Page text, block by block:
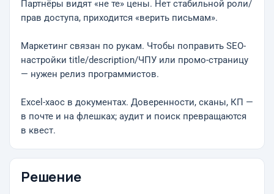
Партнёры видят «не те» цены. Нет стабильной роли/
прав доступа, приходится «верить письмам».
Маркетинг связан по рукам. Чтобы поправить SEO-
настройки title/description/ЧПУ или промо-страницу
— нужен релиз программистов.
Excel-хаос в документах. Доверенности, сканы, КП —
в почте и на флешках; аудит и поиск превращаются
в квест.
Решение